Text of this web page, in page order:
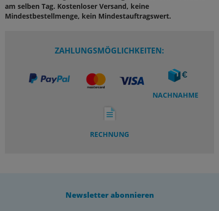
am selben Tag. Kostenloser Versand, keine
Mindestbestellmenge, kein Mindestauftragswert.
ZAHLUNGSMÖGLICHKEITEN:
NACHNAHME
RECHNUNG
Newsletter abonnieren